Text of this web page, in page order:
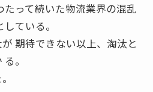
って続いた物流業界の混乱
ている。
期待できない以上、淘汰と
。